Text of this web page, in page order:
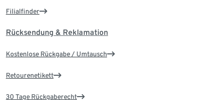
Filialfinder
Rücksendung & Reklamation
Kostenlose Rückgabe / Umtausch
Retourenetikett
30 Tage Rückgaberecht